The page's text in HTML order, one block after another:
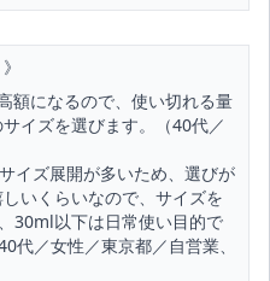
額になるので、使い切れる量
イズを選びます。（40代／
イズ展開が多いため、選びが
いくらいなので、サイズを
30ml以下は日常使い目的で
代／女性／東京都／自営業、